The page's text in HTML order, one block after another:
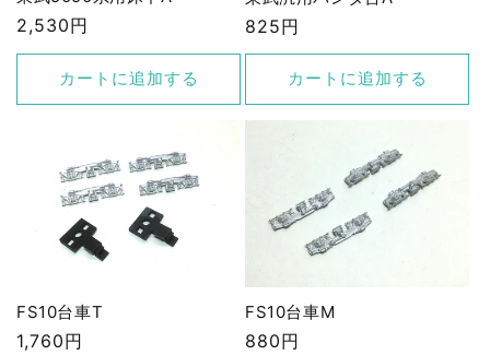
通
常
格
2,530円
カートに追加する
通
常
格
825円
カートに追加する
FS10台車T
通
1,760円
FS10台車M
通
880円